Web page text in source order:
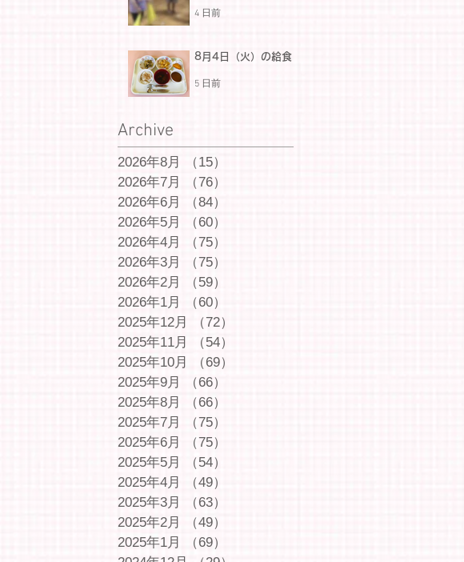
4 日前
8月4日（火）の給食
5 日前
Archive
2026年8月 （15）
2026年7月
（76）
2026年6月
（84）
2026年5月
（60）
2026年4月
（75）
2026年3月
（75）
2026年2月
（59）
2026年1月
（60）
2025年12月
（72）
2025年11月
（54）
2025年10月
（69）
2025年9月
（66）
2025年8月
（66）
2025年7月
（75）
2025年6月
（75）
2025年5月
（54）
2025年4月
（49）
2025年3月
（63）
2025年2月
（49）
2025年1月
（69）